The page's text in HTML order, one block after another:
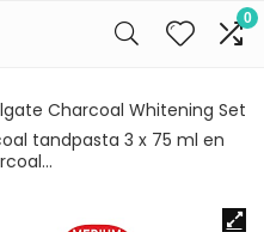
0
Charcoal Whitening Set
tandpasta 3 x 75 ml en